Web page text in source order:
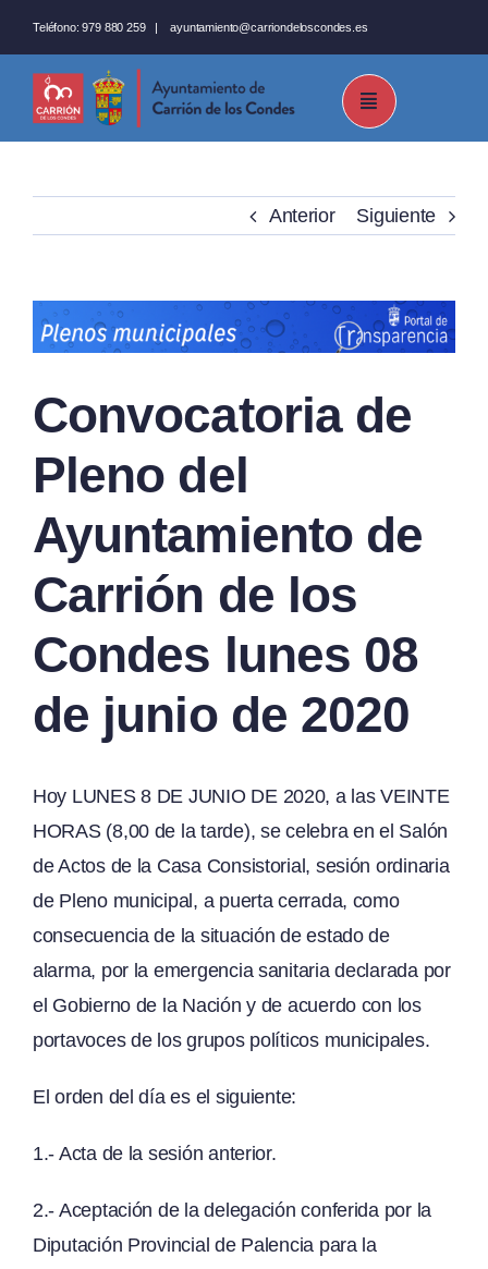
al
contenido
Teléfono: 979 880 259 |ayuntamiento@carriondeloscondes.es
Anterior Siguiente
Ver
imagen
grande
Convocatoria de
Pleno del
Ayuntamiento de
Carrión de los
Condes lunes 08
de junio de 2020
Hoy LUNES 8 DE JUNIO DE 2020, a las VEINTE
HORAS (8,00 de la tarde), se celebra en el Salón
de Actos de la Casa Consistorial, sesión ordinaria
de Pleno municipal, a puerta cerrada, como
consecuencia de la situación de estado de
alarma, por la emergencia sanitaria declarada por
el Gobierno de la Nación y de acuerdo con los
portavoces de los grupos políticos municipales.
El orden del día es el siguiente:
1.- Acta de la sesión anterior.
2.- Aceptación de la delegación conferida por la
Diputación Provincial de Palencia para la